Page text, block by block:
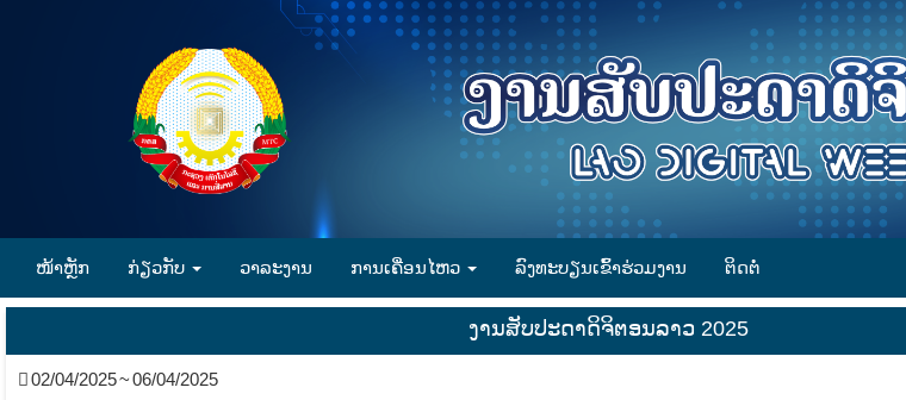
ໜ້າຫຼັກ ກ່ຽວກັບ ວາລະງານ ການເຄື່ອນໄຫວ ລົງທະບຽນເຂົ້າຮ່ວມງານ ຕິດຕໍ່
ງານສັບປະດາດິຈິຕອນລາວ 2025
02/04/2025 ~ 06/04/2025